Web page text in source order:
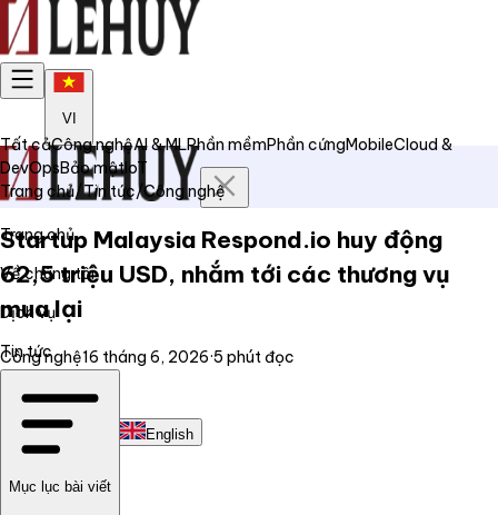
VI
Trang chủ
Về chúng tôi
Dịch vụ
Tin tức
Liên hệ
Tiếng Việt English
Tất cảCông nghệAI & MLPhần mềmPhần cứngMobileCloud &
DevOpsBảo mậtIoT
Trang chủ/Tin tức/Công nghệ
Startup Malaysia Respond.io huy động
62,5 triệu USD, nhắm tới các thương vụ
mua lại
Công nghệ16 tháng 6, 2026·5 phút đọc
Mục lục bài viết